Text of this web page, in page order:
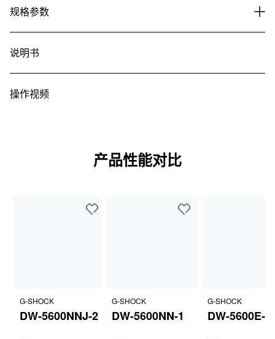
规格参数
说明书
操作视频
产品性能对比
G-SHOCK
DW-5600NNJ-2
G-SHOCK
DW-5600NN-1
G-SHOCK
DW-5600E-